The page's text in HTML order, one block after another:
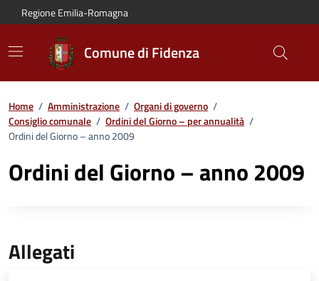
Vai al contenuto principale
Vai alla navigazione del sito
Vai al piede di pagina
Regione Emilia-Romagna
Comune di Fidenza
Home / Amministrazione / Organi di governo /
Consiglio comunale / Ordini del Giorno – per annualità /
Ordini del Giorno – anno 2009
Ordini del Giorno – anno 2009
Allegati